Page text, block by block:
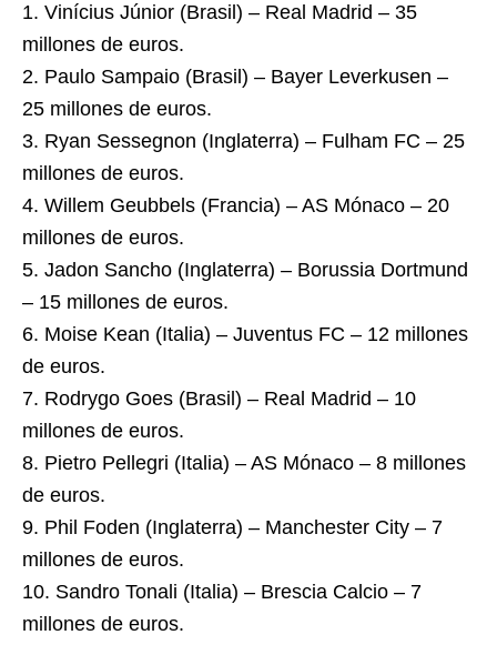
1. Vinícius Júnior (Brasil) – Real Madrid – 35
millones de euros.
2. Paulo Sampaio (Brasil) – Bayer Leverkusen –
25 millones de euros.
3. Ryan Sessegnon (Inglaterra) – Fulham FC – 25
millones de euros.
4. Willem Geubbels (Francia) – AS Mónaco – 20
millones de euros.
5. Jadon Sancho (Inglaterra) – Borussia Dortmund
– 15 millones de euros.
6. Moise Kean (Italia) – Juventus FC – 12 millones
de euros.
7. Rodrygo Goes (Brasil) – Real Madrid – 10
millones de euros.
8. Pietro Pellegri (Italia) – AS Mónaco – 8 millones
de euros.
9. Phil Foden (Inglaterra) – Manchester City – 7
millones de euros.
10. Sandro Tonali (Italia) – Brescia Calcio – 7
millones de euros.